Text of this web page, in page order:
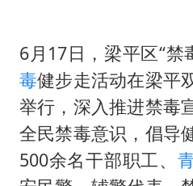
公司“
6月17日，梁平区“禁
毒健步走活动在梁平
举行，深入推进禁毒
全民禁毒意识，倡导
500余名干部职工、